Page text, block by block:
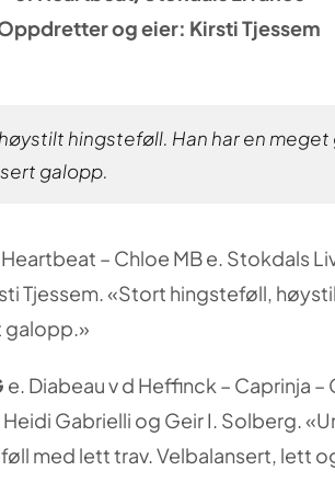
og eier: Kirsti Tjessem
hingsteføll. Han har en meget
galopp.
– Chloe MB e. Stokdals
Tjessem. «Stort hingsteføll,
galopp.»
e. Diabeau v d Heffinck – Caprinja –
Gabrielli og Geir I. Solberg.
med lett trav. Velbalansert, lett